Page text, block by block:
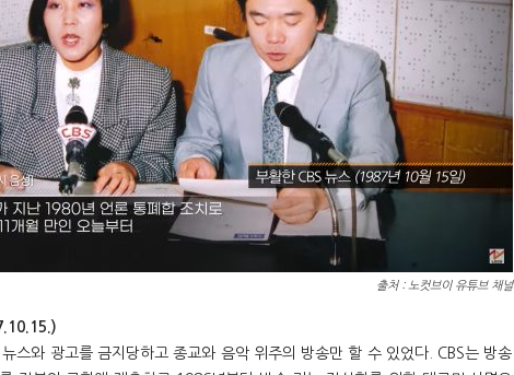
출처 : 노컷브이 유튜브 채널
스와 광고를 금지당하고 종교와 음악 위주의 방송만 할 수 있었다. CBS는 방송